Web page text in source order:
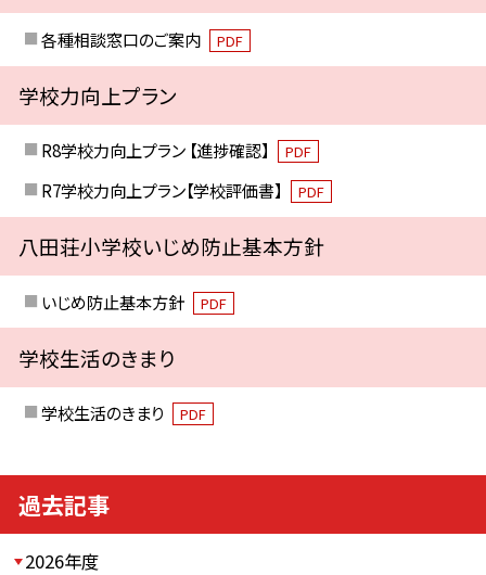
各種相談窓口のご案内 PDF
学校力向上プラン
R8学校力向上プラン 【進捗確認】 PDF
R7学校力向上プラン【学校評価書】 PDF
八田荘小学校いじめ防止基本方針
いじめ防止基本方針 PDF
学校生活のきまり
学校生活のきまり PDF
過去記事
2026年度